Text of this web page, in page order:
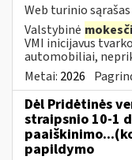
Web turinio sąrašas
Valstybinė
VMI inicijavus
automobiliai,
Metai: 2026
Dėl Pridėtinės
straipsnio 10-1
papildymo